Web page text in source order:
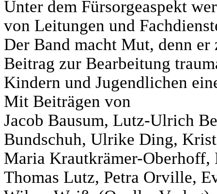
Unter dem Fürsorgeaspekt
von Leitungen und
Der Band macht Mut, denn er
Beitrag zur Bearbeitung
Kindern und Jugendlichen
Mit Beiträgen von
Jacob Bausum, Lutz-Ulrich
Bundschuh, Ulrike Ding,
Maria Krautkrämer-
Thomas Lutz, Petra Orville,